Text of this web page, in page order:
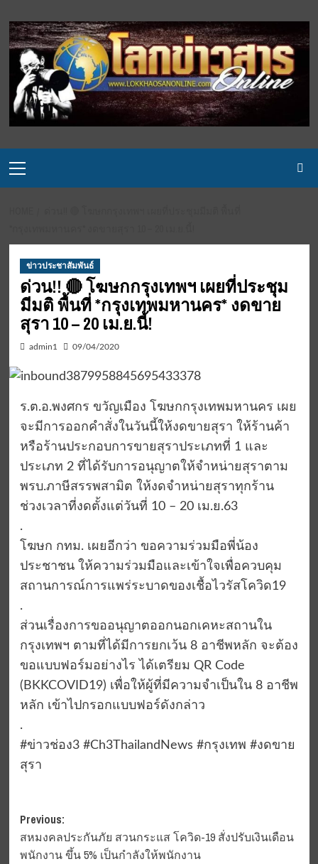
to
content
Menu
ข่าวประชาสัมพันธ์
ด่วน!! 🔴 โฆษกกรุงเทพฯ เผยที่ประชุม
มีมติ พื้นที่ *กรุงเทพมหานคร* งดขาย
สุรา 10 – 20 เม.ย.นี้!
admin1 09/04/2020
ร.ต.อ.พงศกร ขวัญเมือง โฆษกกรุงเทพมหานคร เผย
จะมีการออกคำสั่งในวันนี้ให้งดขายสุรา ให้ร้านค้า
หรือร้านประกอบการขายสุราประเภทที่ 1 และ
ประเภท 2 ที่ได้รับการอนุญาตให้จำหน่ายสุราตาม
พรบ.ภาษีสรรพสามิต ให้งดจำหน่ายสุราทุกร้าน
ช่วงเวลาที่งดตั้งแต่วันที่ 10 – 20 เม.ย.63
.
โฆษก กทม. เผยอีกว่า ขอความร่วมมือพี่น้อง
ประชาชน ให้ความร่วมมือและเข้าใจเพื่อควบคุม
สถานการณ์การแพร่ระบาดของเชื้อไวรัสโควิด19
.
ส่วนเรื่องการขออนุญาตออกนอกเคหะสถานใน
กรุงเทพฯ ตามที่ได้มีการยกเว้น 8 อาชีพหลัก จะต้อง
ขอแบบฟอร์มอย่างไร ได้เตรียม QR Code
(BKKCOVID19) เพื่อให้ผู้ที่มีความจำเป็นใน 8 อาชีพ
หลัก เข้าไปกรอกแบบฟอร์ดังกล่าว
.
#ข่าวช่อง3 #Ch3ThailandNews #กรุงเทพ #งดขาย
สุรา
Post
navigation
Previous:
สหมงคลประกันภัย สวนกระแส โควิด-19 สั่งปรับเงินเดือน
พนักงาน ขึ้น 5% เป็นกำลังให้พนักงาน